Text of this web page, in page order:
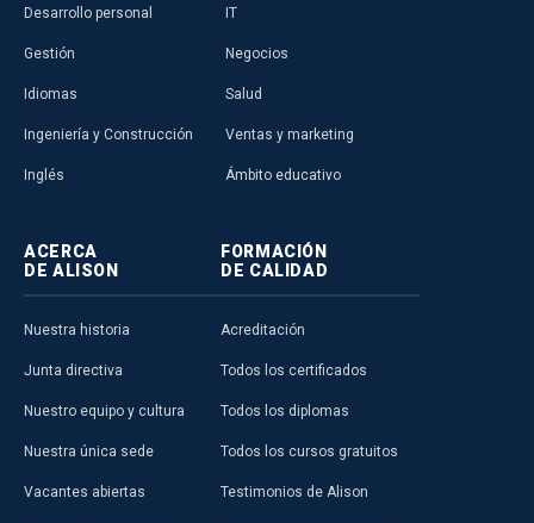
Desarrollo personal
Gestión
Idiomas
Ingeniería y Construcción
Inglés
IT
Negocios
Salud
Ventas y marketing
Ámbito educativo
ACERCA
DE ALISON
Nuestra historia
Junta directiva
Nuestro equipo y cultura
Nuestra única sede
Vacantes abiertas
FORMACIÓN
DE CALIDAD
Acreditación
Todos los certificados
Todos los diplomas
Todos los cursos gratuitos
Testimonios de Alison